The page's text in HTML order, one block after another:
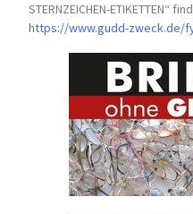
STERNZEICHEN-ETIKETTEN“
https://www.gudd-zweck.de/